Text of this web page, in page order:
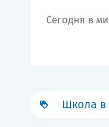
Сегодня в
Школа в